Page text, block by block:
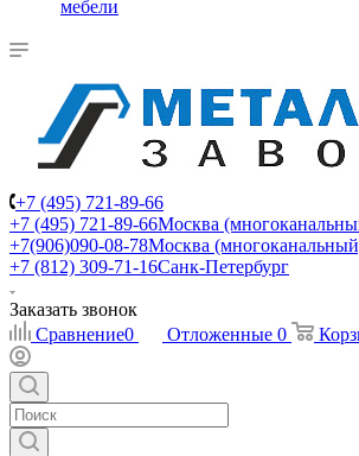
мебели
+7 (495) 721-89-66
+7 (495) 721-89-66Москва
+7(906)090-08-78Москва
+7 (812) 309-71-16Санк-Петербург
Заказать звонок
Сравнение0 Отложенные 0